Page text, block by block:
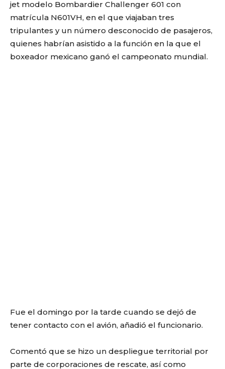
jet modelo Bombardier Challenger 601 con
matrícula N601VH, en el que viajaban tres
tripulantes y un número desconocido de pasajeros,
quienes habrían asistido a la función en la que el
boxeador mexicano ganó el campeonato mundial.
Fue el domingo por la tarde cuando se dejó de
tener contacto con el avión, añadió el funcionario.
Comentó que se hizo un despliegue territorial por
parte de corporaciones de rescate, así como